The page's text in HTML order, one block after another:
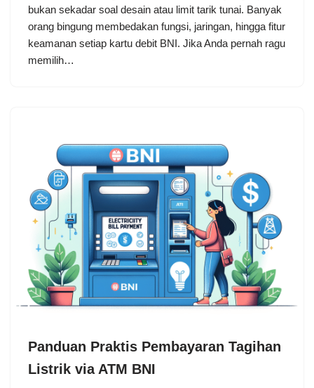
bukan sekadar soal desain atau limit tarik tunai. Banyak
orang bingung membedakan fungsi, jaringan, hingga fitur
keamanan setiap kartu debit BNI. Jika Anda pernah ragu
memilih…
Panduan Praktis Pembayaran Tagihan
Listrik via ATM BNI